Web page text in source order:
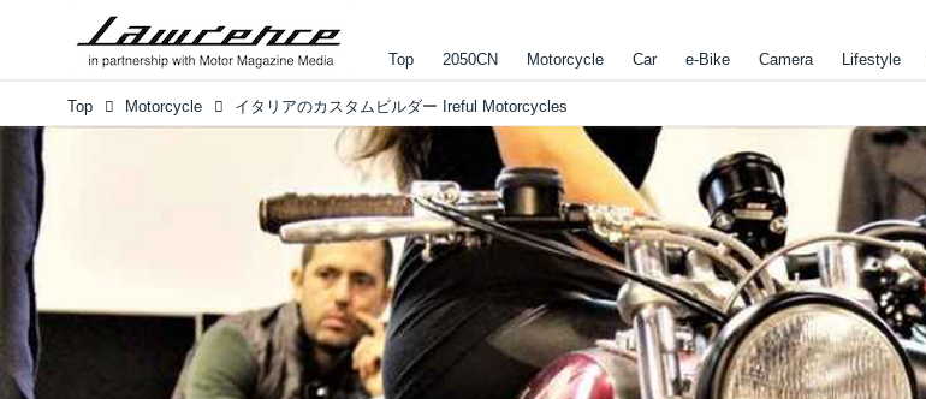
Top 2050CN Motorcycle Car e-Bike Camera Lifestyle
Top Motorcycle イタリアのカスタムビルダー Ireful Motorcycles